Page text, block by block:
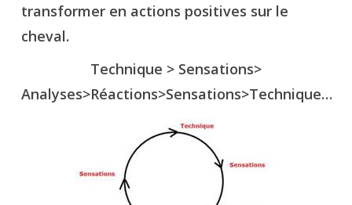
transformer en actions positives sur le
cheval.
Technique > Sensations>
Analyses>Réactions>Sensations>Technique…